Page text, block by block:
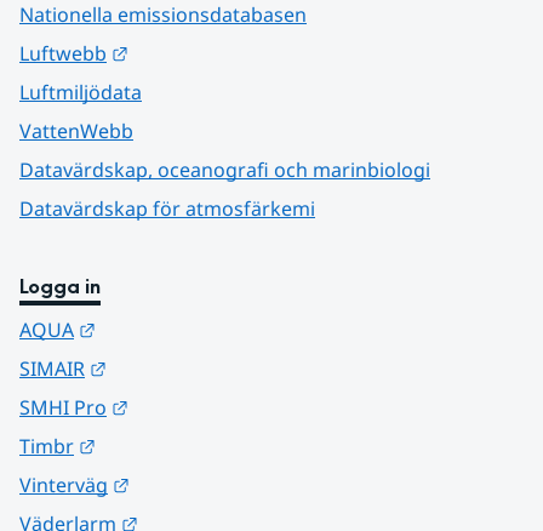
Nationella emissionsdatabasen
Luftwebb
Luftmiljödata
VattenWebb
Datavärdskap, oceanografi och marinbiologi
Datavärdskap för atmosfärkemi
Logga in
AQUA
SIMAIR
SMHI Pro
Timbr
Vinterväg
Väderlarm